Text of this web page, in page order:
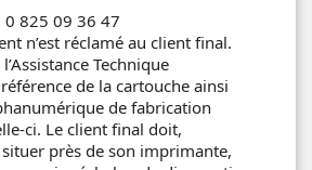
0 825 09 36 47
n’est réclamé au client final.
Technique
de la cartouche ainsi
de fabrication
ci. Le client final doit,
près de son imprimante,